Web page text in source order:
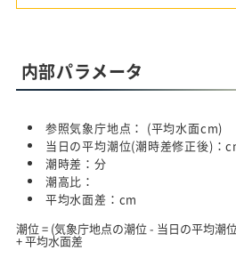
内部パラメータ
参照気象庁地点： (平均水面cm)
当日の平均潮位(潮時差修正後)：
潮時差：分
潮高比：
平均水面差： cm
潮位 = (気象庁地点の潮位 - 当日の平均潮
+ 平均水面差